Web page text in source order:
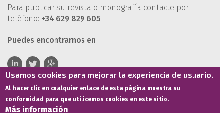
Para publicar su revista o monografía contacte por
teléfono: +34 629 829 605
Puedes encontrarnos en
Usamos cookies para mejorar la experiencia de usuario.
Al hacer clic en cualquier enlace de esta página muestra su
conformidad para que utilicemos cookies en este sitio.
Más información